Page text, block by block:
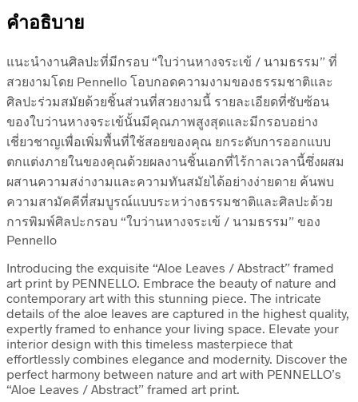
คำอธิบาย
แนะนำงานศิลปะที่มีกรอบ “ใบว่านหางจระเข้ / นามธรรม” ที่
สวยงามโดย Pennello โอบกอดความงามของธรรมชาติและ
ศิลปะร่วมสมัยด้วยชิ้นส่วนที่สวยงามนี้ รายละเอียดที่ซับซ้อน
ของใบว่านหางจระเข้นั้นมีคุณภาพสูงสุดและมีกรอบอย่าง
เชี่ยวชาญเพื่อเพิ่มพื้นที่ใช้สอยของคุณ ยกระดับการออกแบบ
ตกแต่งภายในของคุณด้วยผลงานชิ้นเอกที่ไร้กาลเวลานี้ซึ่งผสม
ผสานความสง่างามและความทันสมัยได้อย่างง่ายดาย ค้นพบ
ความสามัคคีที่สมบูรณ์แบบระหว่างธรรมชาติและศิลปะด้วย
การพิมพ์ศิลปะกรอบ “ใบว่านหางจระเข้ / นามธรรม” ของ
Pennello
Introducing the exquisite “Aloe Leaves / Abstract” framed
art print by PENNELLO. Embrace the beauty of nature and
contemporary art with this stunning piece. The intricate
details of the aloe leaves are captured in the highest quality,
expertly framed to enhance your living space. Elevate your
interior design with this timeless masterpiece that
effortlessly combines elegance and modernity. Discover the
perfect harmony between nature and art with PENNELLO’s
“Aloe Leaves / Abstract” framed art print.